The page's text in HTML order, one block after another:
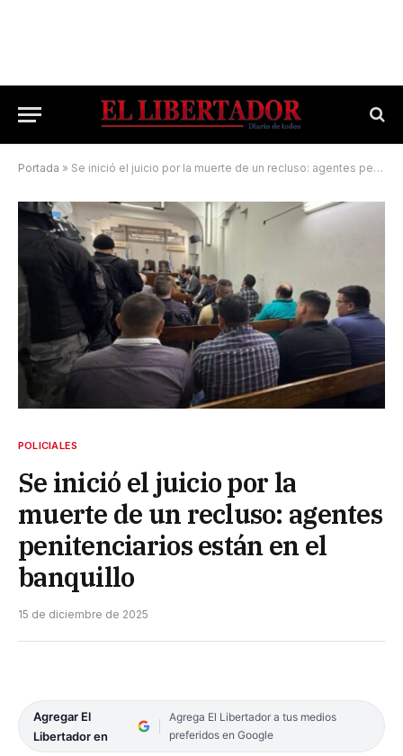
Portada » Se inició el juicio por la muerte de un recluso: agentes penitenciarios están en el banquillo
POLICIALES
Se inició el juicio por la
muerte de un recluso: agentes
penitenciarios están en el
banquillo
15 de diciembre de 2025
Agregar El
Libertador en
Agrega El Libertador a tus medios
preferidos en Google